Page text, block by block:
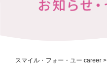
スマイル・フォー・ユー career >